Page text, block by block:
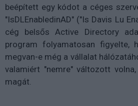
beépített egy kódot a céges
"IsDLEnabledinAD" ("Is Davis Lu
cég belsős Active Directory
program folyamatosan figyelte,
megvan-e még a vállalat
valamiért "nemre" változott
magát.